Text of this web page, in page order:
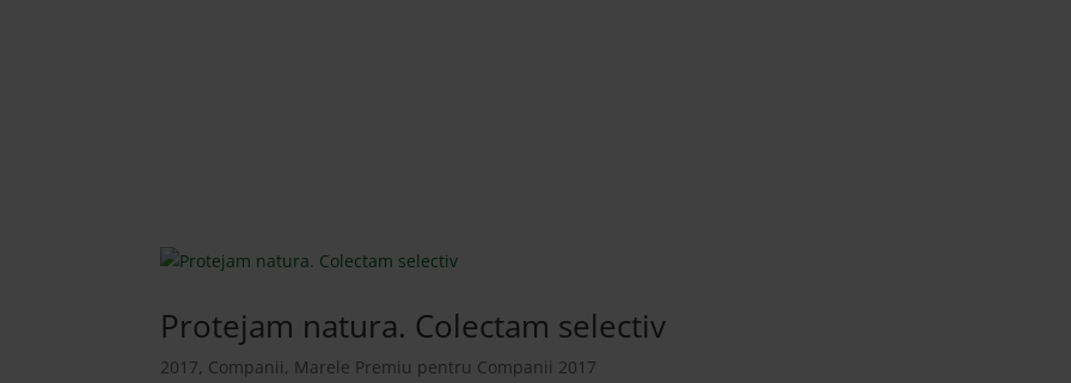
Protejam natura. Colectam selectiv
2017, Companii, Marele Premiu pentru Companii 2017